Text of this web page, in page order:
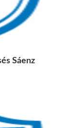
Sáenz